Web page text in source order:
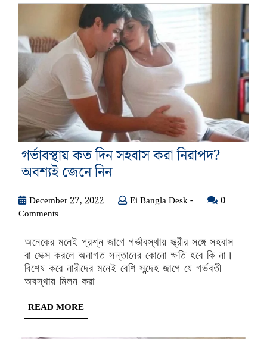
গর্ভাবস্থায় কত দিন সহবাস করা নিরাপদ?
অবশ্যই জেনে নিনগর্ভাবস্থায়
দিন
করা
নিরাপদ?
অবশ্যই
December 27, 2022DecemberEi Bangla Desk -Ei
-
0
Comments
অনেকের মনেই প্রশ্ন জাগে গর্ভাবস্থায় স্ত্রীর সঙ্গে সহবাস
বা সেক্স করলে অনাগত সন্তানের কোনো ক্ষতি হবে কি না।
বিশেষ করে নারীদের মনেই বেশি সন্দেহ জাগে যে গর্ভবতী
অবস্থায় মিলন করা
READ MOREREAD
MORE